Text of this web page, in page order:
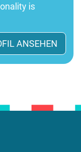
is
ANSEHEN